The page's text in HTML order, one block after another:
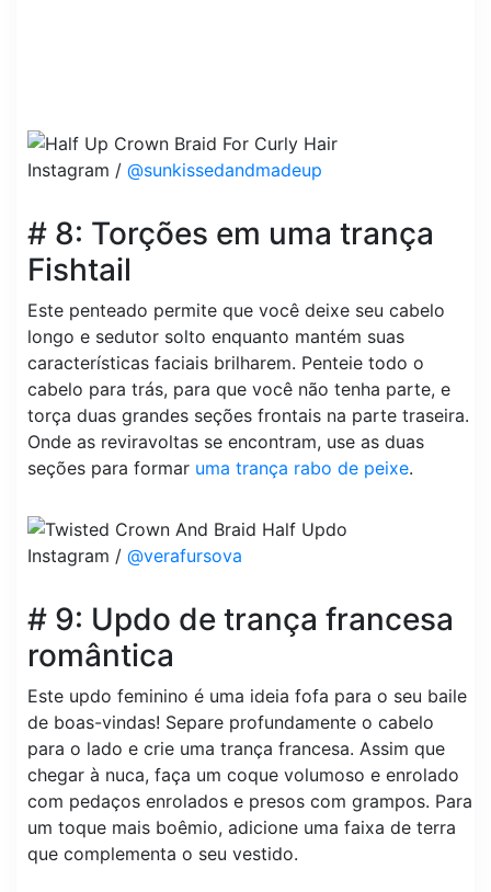
Instagram / @sunkissedandmadeup
# 8: Torções em uma trança
Fishtail
Este penteado permite que você deixe seu cabelo
longo e sedutor solto enquanto mantém suas
características faciais brilharem. Penteie todo o
cabelo para trás, para que você não tenha parte, e
torça duas grandes seções frontais na parte traseira.
Onde as reviravoltas se encontram, use as duas
seções para formar uma trança rabo de peixe.
Instagram / @verafursova
# 9: Updo de trança francesa
romântica
Este updo feminino é uma ideia fofa para o seu baile
de boas-vindas! Separe profundamente o cabelo
para o lado e crie uma trança francesa. Assim que
chegar à nuca, faça um coque volumoso e enrolado
com pedaços enrolados e presos com grampos. Para
um toque mais boêmio, adicione uma faixa de terra
que complementa o seu vestido.